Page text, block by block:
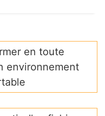
en toute
environnement